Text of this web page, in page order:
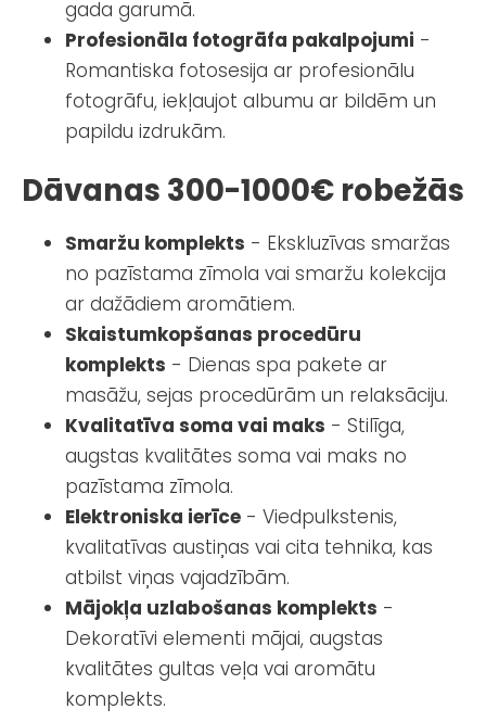
gada garumā.
Profesionāla fotogrāfa pakalpojumi -
Romantiska fotosesija ar profesionālu
fotogrāfu, iekļaujot albumu ar bildēm un
papildu izdrukām.
Dāvanas 300-1000€ robežās
Smaržu komplekts - Ekskluzīvas smaržas
no pazīstama zīmola vai smaržu kolekcija
ar dažādiem aromātiem.
Skaistumkopšanas procedūru
komplekts - Dienas spa pakete ar
masāžu, sejas procedūrām un relaksāciju.
Kvalitatīva soma vai maks - Stilīga,
augstas kvalitātes soma vai maks no
pazīstama zīmola.
Elektroniska ierīce - Viedpulkstenis,
kvalitatīvas austiņas vai cita tehnika, kas
atbilst viņas vajadzībām.
Mājokļa uzlabošanas komplekts -
Dekoratīvi elementi mājai, augstas
kvalitātes gultas veļa vai aromātu
komplekts.